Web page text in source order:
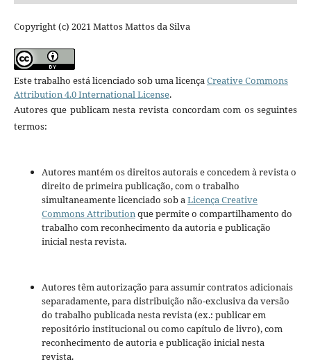
Copyright (c) 2021 Mattos Mattos da Silva
Este trabalho está licenciado sob uma licençaCreative Commons
Attribution 4.0 International License.
Autores que publicam nesta revista concordam com os seguintes
termos:
Autores mantém os direitos autorais e concedem à revista o
direito de primeira publicação, com o trabalho
simultaneamente licenciado sob aLicença Creative
Commons Attributionque permite o compartilhamento do
trabalho com reconhecimento da autoria e publicação
inicial nesta revista.
Autores têm autorização para assumir contratos adicionais
separadamente, para distribuição não-exclusiva da versão
do trabalho publicada nesta revista (ex.: publicar em
repositório institucional ou como capítulo de livro), com
reconhecimento de autoria e publicação inicial nesta
revista.